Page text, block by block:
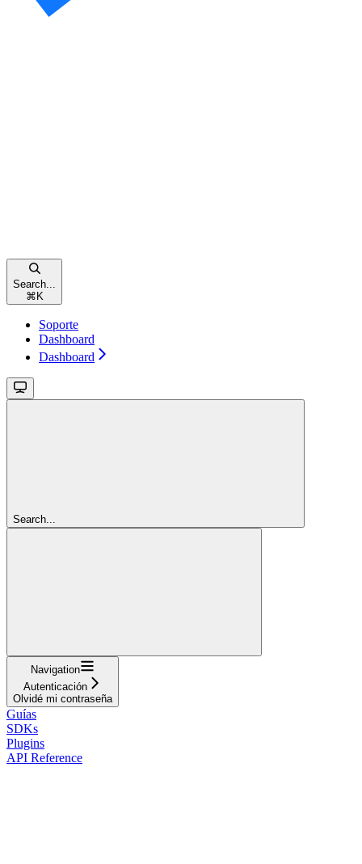
Search...
⌘ K
Soporte
Dashboard
Dashboard
Search...
Navigation
Autenticación
Olvidé mi contraseña
Guías
SDKs
Plugins
API Reference